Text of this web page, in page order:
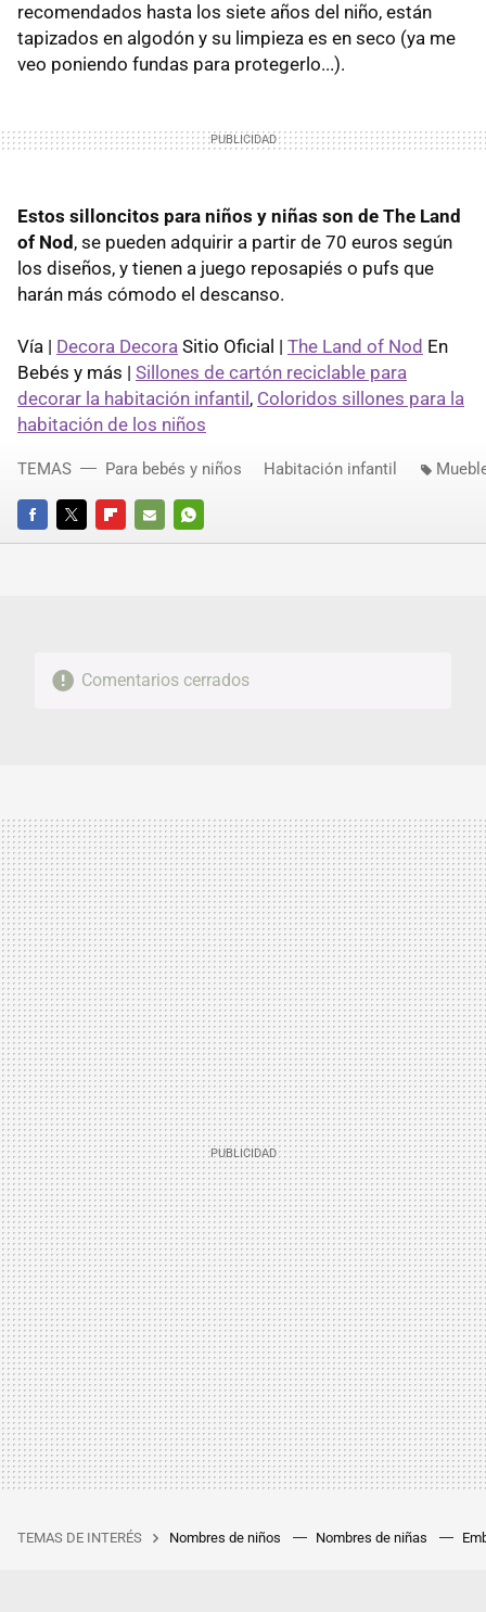
recomendados hasta los siete años del niño, están
tapizados en algodón y su limpieza es en seco (ya me
veo poniendo fundas para protegerlo...).
Estos silloncitos para niños y niñas son de The Land
of Nod, se pueden adquirir a partir de 70 euros según
los diseños, y tienen a juego reposapiés o pufs que
harán más cómodo el descanso.
Vía | Decora Decora Sitio Oficial | The Land of Nod En
Bebés y más | Sillones de cartón reciclable para
decorar la habitación infantil, Coloridos sillones para la
habitación de los niños
FACEBOOKTWITTERFLIPBOARD
E-
WHATSAPP
TEMAS Para bebés y niños Habitación infantil
Comentarios cerrados
TEMAS DE INTERÉS Nombres de niños Nombres de niñas